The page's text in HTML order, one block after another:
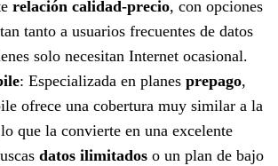
relación calidad-precio, con opciones
tanto a usuarios frecuentes de datos
solo necesitan Internet ocasional.
: Especializada en planes prepago,
ofrece una cobertura muy similar a la
que la convierte en una excelente
datos ilimitados o un plan de bajo